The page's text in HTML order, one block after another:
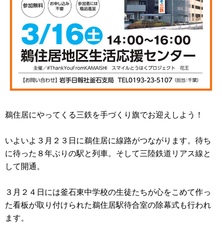
鵜住居にやってくる三鉄を手づくり旗でお迎えしよう！
いよいよ３月２３日に鵜住居に線路がつながります。待ち
に待った８年ぶりの駅と列車。そして三陸鉄道リアス線と
して開通。
３月２４日には釜石東中学校の生徒たちが心をこめて作っ
た看板が取り付けられた鵜住居駅待合室の除幕式も行われ
ます。